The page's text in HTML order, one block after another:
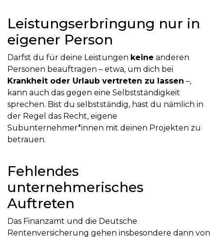
Leistungserbringung nur in
eigener Person
Darfst du für deine Leistungen keine anderen
Personen beauftragen – etwa, um dich bei
Krankheit oder Urlaub vertreten zu lassen –,
kann auch das gegen eine Selbstständigkeit
sprechen. Bist du selbstständig, hast du nämlich in
der Regel das Recht, eigene
Subunternehmer*innen mit deinen Projekten zu
betrauen.
Fehlendes
unternehmerisches
Auftreten
Das Finanzamt und die Deutsche
Rentenversicherung gehen insbesondere dann von